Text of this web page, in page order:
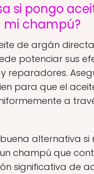
si pongo
mi champú?
de argán
potenciar sus
reparadores.
para que el
a
alternativa si
champú que
significativa de